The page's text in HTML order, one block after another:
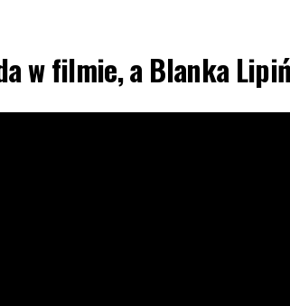
w filmie, a Blanka